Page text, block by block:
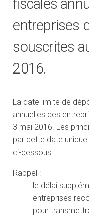
fiscales
entreprises
souscrites
2016.
La date limite de
annuelles des
3 mai 2016. Les
par cette date
ci-dessous.
Rappel :
le délai
entreprises
pour